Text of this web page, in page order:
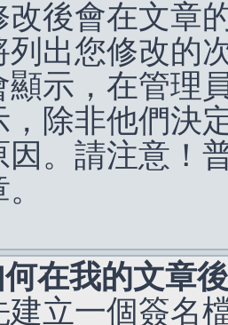
改後會在文章
列出您修改的
顯示，在管理
，除非他們決
因。請注意！
在我的文章
建立一個簽名